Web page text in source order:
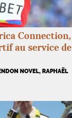
Connection,
au service de
NOVEL, RAPHAËL